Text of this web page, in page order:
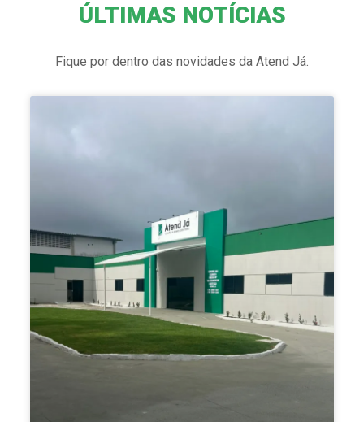
ÚLTIMAS NOTÍCIAS
Fique por dentro das novidades da Atend Já.